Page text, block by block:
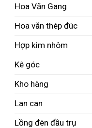
Hoa Văn Gang
Hoa văn thép đúc
Hợp kim nhôm
Kê góc
Kho hàng
Lan can
Lồng đèn đầu trụ